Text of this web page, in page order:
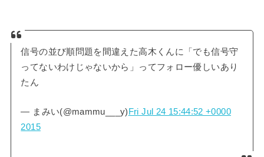
信号の並び順問題を間違えた高木くんに「でも信号守
ってないわけじゃないから」ってフォロー優しいあり
たん
— まみい(@mammu___y) Fri Jul 24 15:44:52 +0000
2015